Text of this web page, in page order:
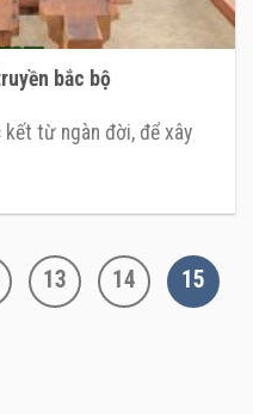
bắc bộ
kết từ ngàn đời, để xây
13 14 15